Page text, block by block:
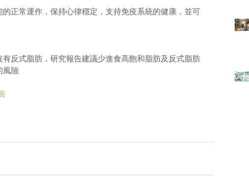
正常運作，保持心律穩定，支持免疫系統的健康，並可
反式脂肪，研究報告建議少進食高飽和脂肪及反式脂肪
風險